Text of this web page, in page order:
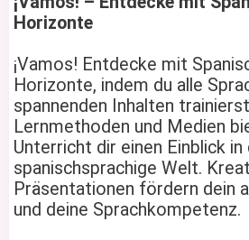
Horizonte
¡Vamos! Entdecke mit
Horizonte, indem du alle
spannenden Inhalten
Lernmethoden und Medien
Unterricht dir einen Einblick in
spanischsprachige Welt.
Präsentationen fördern dein
und deine Sprachkompetenz.